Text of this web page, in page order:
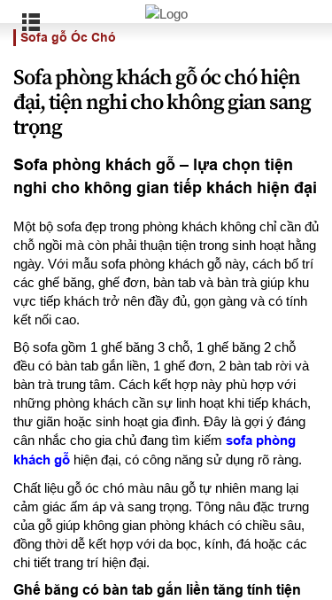
Sofa gỗ Óc Chó
Sofa phòng khách gỗ óc chó hiện
đại, tiện nghi cho không gian sang
trọng
Sofa phòng khách gỗ – lựa chọn tiện
nghi cho không gian tiếp khách hiện đại
Một bộ sofa đẹp trong phòng khách không chỉ cần đủ
chỗ ngồi mà còn phải thuận tiện trong sinh hoạt hằng
ngày. Với mẫu sofa phòng khách gỗ này, cách bố trí
các ghế băng, ghế đơn, bàn tab và bàn trà giúp khu
vực tiếp khách trở nên đầy đủ, gọn gàng và có tính
kết nối cao.
Bộ sofa gồm 1 ghế băng 3 chỗ, 1 ghế băng 2 chỗ
đều có bàn tab gắn liền, 1 ghế đơn, 2 bàn tab rời và
bàn trà trung tâm. Cách kết hợp này phù hợp với
những phòng khách cần sự linh hoạt khi tiếp khách,
thư giãn hoặc sinh hoạt gia đình. Đây là gợi ý đáng
cân nhắc cho gia chủ đang tìm kiếm sofa phòng
khách gỗ hiện đại, có công năng sử dụng rõ ràng.
Chất liệu gỗ óc chó màu nâu gỗ tự nhiên mang lại
cảm giác ấm áp và sang trọng. Tông nâu đặc trưng
của gỗ giúp không gian phòng khách có chiều sâu,
đồng thời dễ kết hợp với da bọc, kính, đá hoặc các
chi tiết trang trí hiện đại.
Ghế băng có bàn tab gắn liền tăng tính tiện